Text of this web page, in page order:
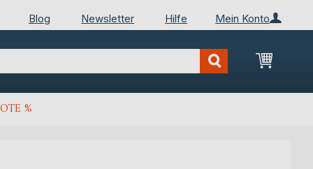
Mein Konto
Blog Newsletter Hilfe
Mein
%